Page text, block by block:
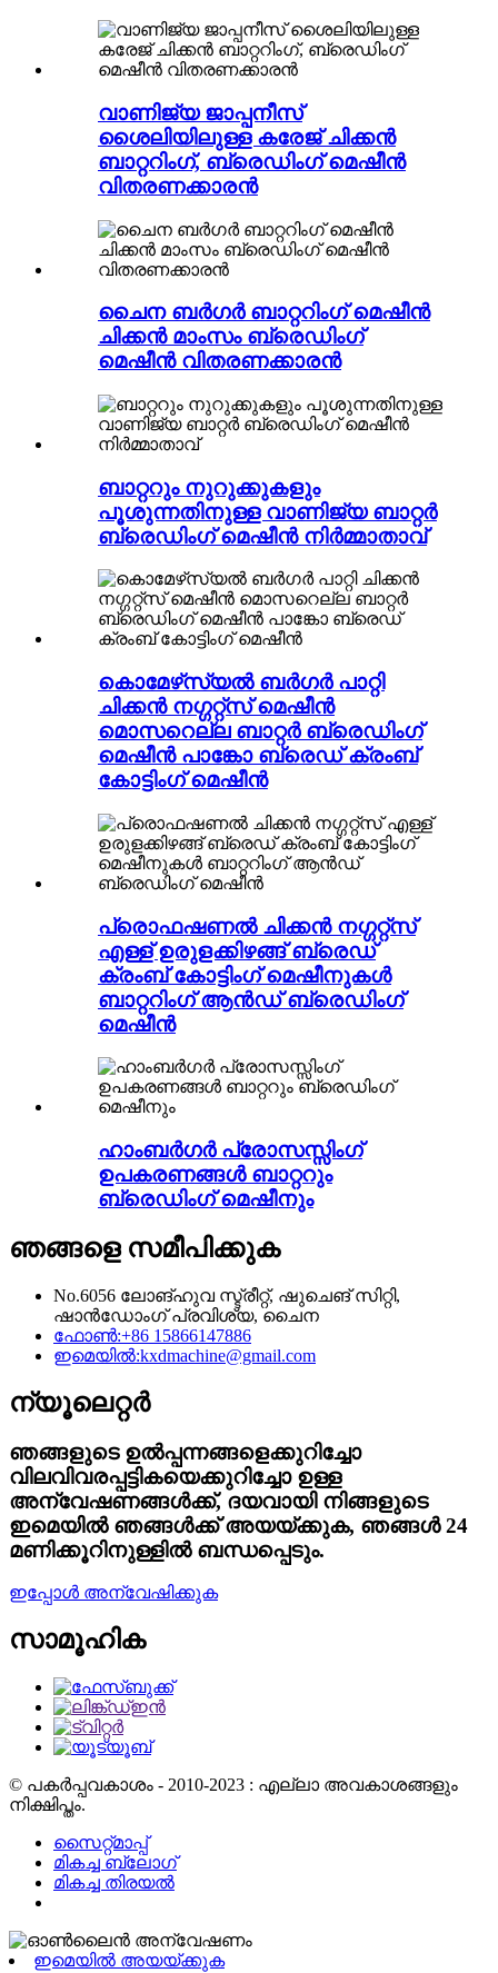
വാണിജ്യ ജാപ്പനീസ്
ശൈലിയിലുള്ള കരേജ് ചിക്കൻ
ബാറ്ററിംഗ്, ബ്രെഡിംഗ് മെഷീൻ
വിതരണക്കാരൻ
ചൈന ബർഗർ ബാറ്ററിംഗ് മെഷീൻ
ചിക്കൻ മാംസം ബ്രെഡിംഗ്
മെഷീൻ വിതരണക്കാരൻ
ബാറ്ററും നുറുക്കുകളും
പൂശുന്നതിനുള്ള വാണിജ്യ ബാറ്റർ
ബ്രെഡിംഗ് മെഷീൻ നിർമ്മാതാവ്
കൊമേഴ്‌സ്യൽ ബർഗർ പാറ്റി
ചിക്കൻ നഗ്ഗറ്റ്സ് മെഷീൻ
മൊസറെല്ല ബാറ്റർ ബ്രെഡിംഗ്
മെഷീൻ പാങ്കോ ബ്രെഡ് ക്രംബ്
കോട്ടിംഗ് മെഷീൻ
പ്രൊഫഷണൽ ചിക്കൻ നഗ്ഗറ്റ്സ്
എള്ള് ഉരുളക്കിഴങ്ങ് ബ്രെഡ്
ക്രംബ് കോട്ടിംഗ് മെഷീനുകൾ
ബാറ്ററിംഗ് ആൻഡ് ബ്രെഡിംഗ്
മെഷീൻ
ഹാംബർഗർ പ്രോസസ്സിംഗ്
ഉപകരണങ്ങൾ ബാറ്ററും
ബ്രെഡിംഗ് മെഷീനും
ഞങ്ങളെ സമീപിക്കുക
No.6056 ലോങ്‌ഹുവ സ്ട്രീറ്റ്, ഷുചെങ് സിറ്റി,
ഷാൻഡോംഗ് പ്രവിശ്യ, ചൈന
ഫോൺ:+86 15866147886
ഇമെയിൽ:kxdmachine@gmail.com
ന്യൂലെറ്റർ
ഞങ്ങളുടെ ഉൽപ്പന്നങ്ങളെക്കുറിച്ചോ
വിലവിവരപ്പട്ടികയെക്കുറിച്ചോ ഉള്ള
അന്വേഷണങ്ങൾക്ക്, ദയവായി നിങ്ങളുടെ
ഇമെയിൽ ഞങ്ങൾക്ക് അയയ്ക്കുക, ഞങ്ങൾ 24
മണിക്കൂറിനുള്ളിൽ ബന്ധപ്പെടും.
ഇപ്പോൾ അന്വേഷിക്കുക
സാമൂഹിക
© പകർപ്പവകാശം - 2010-2023 : എല്ലാ അവകാശങ്ങളും
നിക്ഷിപ്തം.
സൈറ്റ്മാപ്പ്
മികച്ച ബ്ലോഗ്
മികച്ച തിരയൽ
ഇമെയിൽ അയയ്ക്കുക